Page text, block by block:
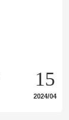
15
2024/04